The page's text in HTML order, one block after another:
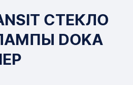
СТЕКЛО
DOKA